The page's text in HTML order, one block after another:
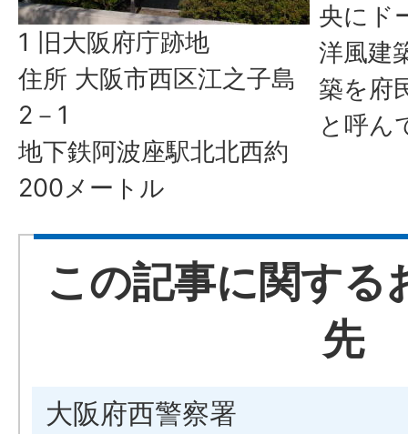
1 旧大阪府庁跡地
住所 大阪市西区江之子島
2－1
地下鉄阿波座駅北北西約
200メートル
央にド
洋風建
築を府
と呼ん
この記事に関する
先
大阪府西警察署